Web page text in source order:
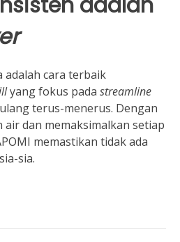
adalah cara terbaik
yang fokus pada streamline
terus-menerus. Dengan
dan memaksimalkan setiap
memastikan tidak ada
sia.